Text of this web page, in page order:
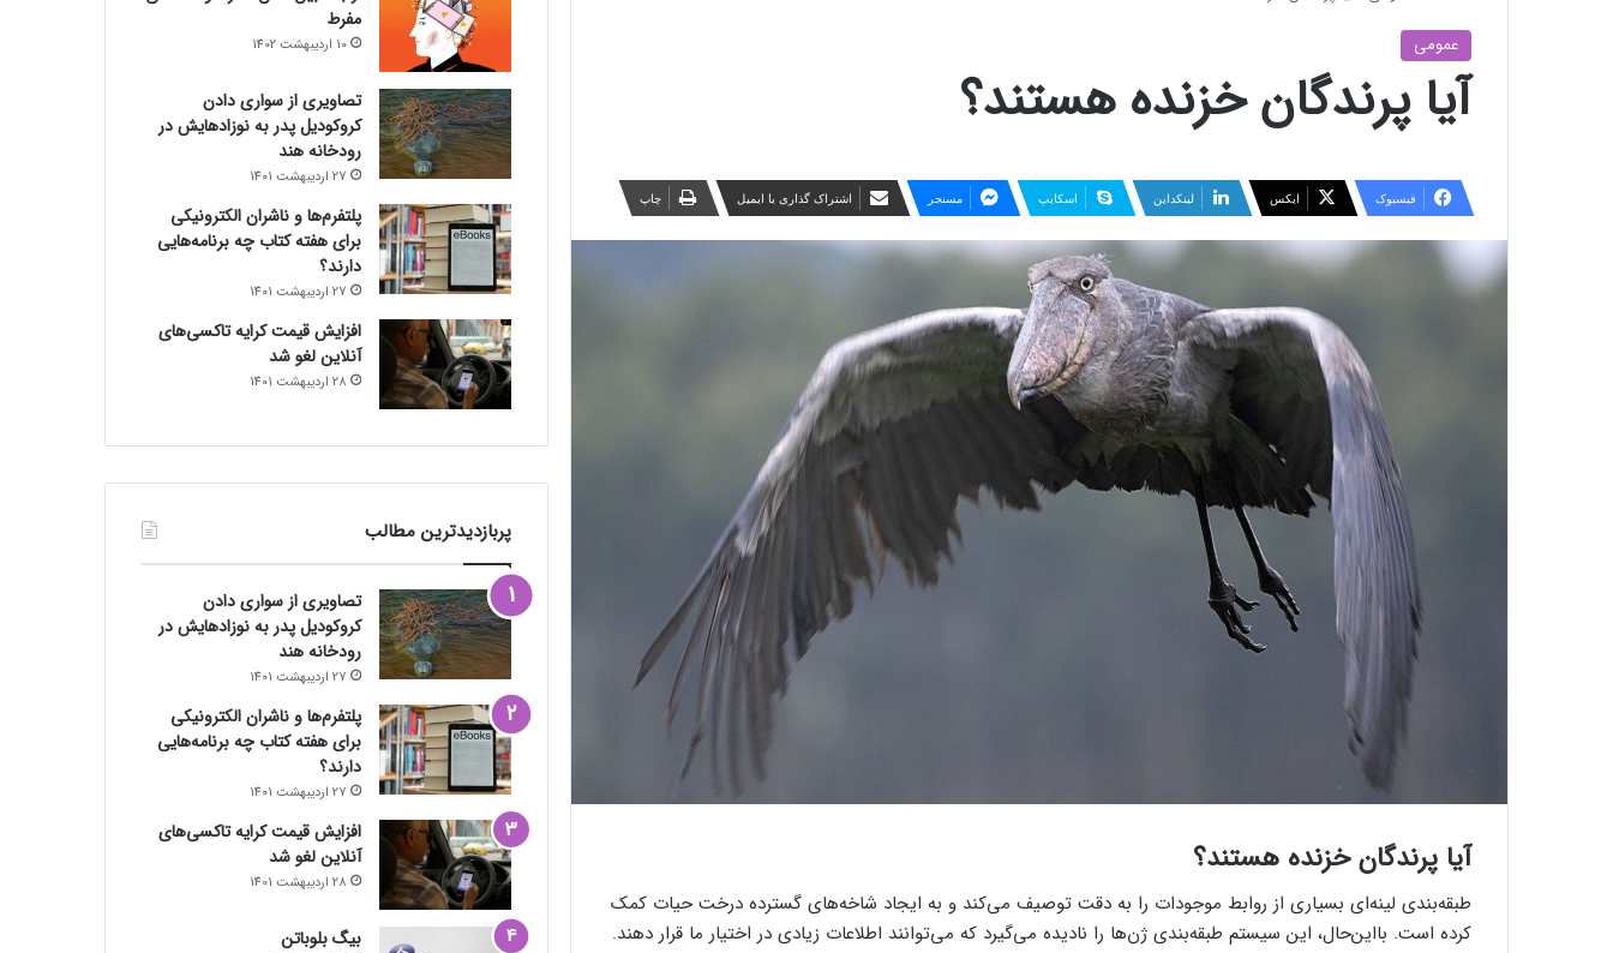
عمومی
آیا پرندگان خزنده هستند؟
فیسبوک ایکس لینکداین اسکایپ مسنجر اشتراک گذاری با ایمیل چاپ
آیا پرندگان خزنده هستند؟
طبقه‌بندی لینه‌ای بسیاری از روابط موجودات را به دقت توصیف می‌کند و به ایجاد شاخه‌های گسترده درخت حیات کمک
کرده است. با‌این‌حال، این سیستم طبقه‌بندی ژن‌ها را نادیده می‌گیرد که می‌توانند اطلاعات زیادی در اختیار ما قرار دهند.
مفرط
10 اردیبهشت 1402
تصاویری از سواری دادن
کروکودیل پدر به نوزادهایش در
رودخانه هند
27 اردیبهشت 1401
پلتفرم‌ها و ناشران الکترونیکی
برای هفته کتاب چه برنامه‌هایی
دارند؟
27 اردیبهشت 1401
افزایش قیمت کرایه تاکسی‌های
آنلاین لغو شد
28 اردیبهشت 1401
پربازدیدترین مطالب
تصاویری از سواری دادن
کروکودیل پدر به نوزادهایش در
رودخانه هند
27 اردیبهشت 1401
پلتفرم‌ها و ناشران الکترونیکی
برای هفته کتاب چه برنامه‌هایی
دارند؟
27 اردیبهشت 1401
افزایش قیمت کرایه تاکسی‌های
آنلاین لغو شد
28 اردیبهشت 1401
بیگ بلوباتن